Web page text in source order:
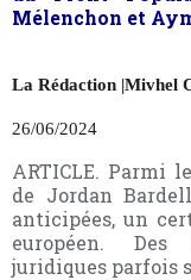
Mélenchon et
La Rédaction |Mivhel
26/06/2024
ARTICLE. Parmi
de Jordan
anticipées, un
européen.
juridiques parfois